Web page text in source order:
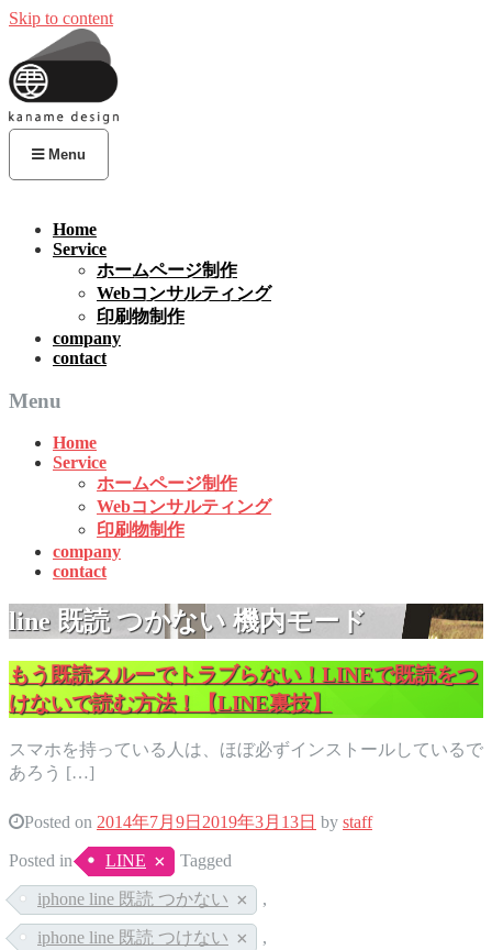
Skip to content
Menu
Home
Service
ホームページ制作
Webコンサルティング
印刷物制作
company
contact
Menu
Home
Service
ホームページ制作
Webコンサルティング
印刷物制作
company
contact
line 既読 つかない 機内モード
もう既読スルーでトラブらない！LINEで既読をつ
けないで読む方法！【LINE裏技】
スマホを持っている人は、ほぼ必ずインストールしているで
あろう […]
Posted on 2014年7月9日 2019年3月13日 by staff
Posted in LINE Tagged
iphone line 既読 つかない ,
iphone line 既読 つけない ,